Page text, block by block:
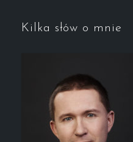
Kilka słów o mnie